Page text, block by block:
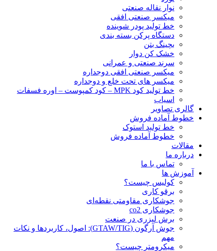
نوار نقاله صنعتی
ميكسر صنعتی افقی
خط تولید پودر شوينده
دستگاه پرکن بسته بندی
بچينگ بتن
خشک کن دوار
سرند صنعتی و عمرانی
میکسر صنعتی افقی دوجداره
میکسر های تحت خلع و دوجداره
خط تولید کود MPK – کود کمپوست – اوره فسفات
اسیاب
گالری تصاویر
خطوط آماده فروش
خط تولید استوک
خطوط آماده فروش
مقالات
درباره ما
تماس با ما
آموزش ها
کولیس چیست؟
برقو کاری
جوشکاری مقاومتی نقطه‌ای
جوشکاری co2
برش لیزری در صنعت
جوش آرگون (GTAW/TIG): اصول، کاربردها و نکات
مهم
میکرومتر چیست؟